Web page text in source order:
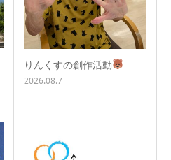
りんくすの創作活動
2026.08.7